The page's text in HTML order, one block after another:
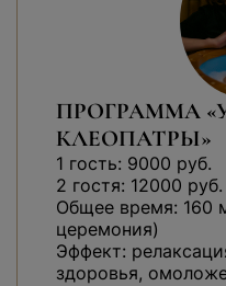
ПРОГРАММА
КЛЕОПАТРЫ»
1 гость: 9000 руб.
2 гостя: 12000 руб.
Общее время: 160
церемония)
Эффект:
здоровья,